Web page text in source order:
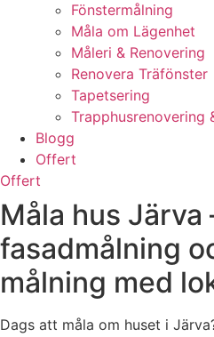
Fönstermålning
Måla om Lägenhet
Måleri & Renovering
Renovera Träfönster
Tapetsering
Trapphusrenovering
Blogg
Offert
Offert
Måla hus Järva
fasadmålning
målning med
Dags att måla om huset i